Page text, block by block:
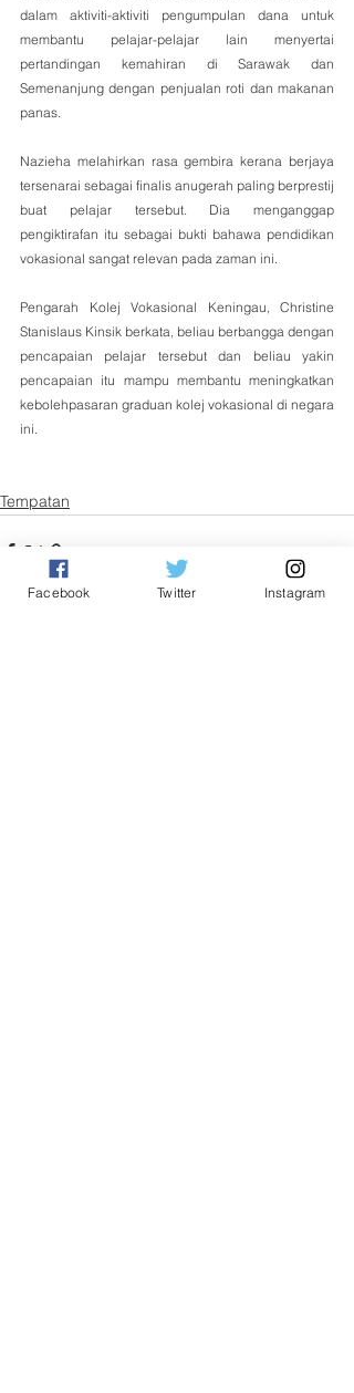
dalam aktiviti-aktiviti pengumpulan dana untuk
membantu pelajar-pelajar lain menyertai
pertandingan kemahiran di Sarawak dan
Semenanjung dengan penjualan roti dan makanan
panas.
Nazieha melahirkan rasa gembira kerana berjaya
tersenarai sebagai finalis anugerah paling berprestij
buat pelajar tersebut. Dia menganggap
pengiktirafan itu sebagai bukti bahawa pendidikan
vokasional sangat relevan pada zaman ini.
Pengarah Kolej Vokasional Keningau, Christine
Stanislaus Kinsik berkata, beliau berbangga dengan
pencapaian pelajar tersebut dan beliau yakin
pencapaian itu mampu membantu meningkatkan
kebolehpasaran graduan kolej vokasional di negara
ini.
Tempatan
Facebook Twitter Instagram